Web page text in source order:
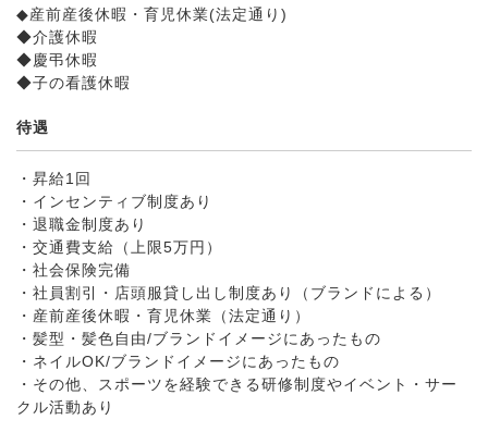
◆産前産後休暇・育児休業(法定通り)
◆介護休暇
◆慶弔休暇
◆子の看護休暇
待遇
・昇給1回
・インセンティブ制度あり
・退職金制度あり
・交通費支給（上限5万円）
・社会保険完備
・社員割引・店頭服貸し出し制度あり（ブランドによる）
・産前産後休暇・育児休業（法定通り）
・髪型・髪色自由/ブランドイメージにあったもの
・ネイルOK/ブランドイメージにあったもの
・その他、スポーツを経験できる研修制度やイベント・サー
クル活動あり